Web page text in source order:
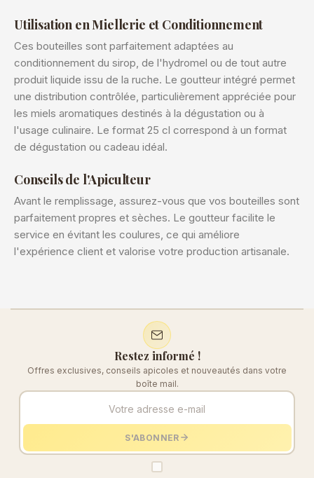
Utilisation en Miellerie et Conditionnement
Ces bouteilles sont parfaitement adaptées au
conditionnement du sirop, de l'hydromel ou de tout autre
produit liquide issu de la ruche. Le goutteur intégré permet
une distribution contrôlée, particulièrement appréciée pour
les miels aromatiques destinés à la dégustation ou à
l'usage culinaire. Le format 25 cl correspond à un format
de dégustation ou cadeau idéal.
Conseils de l'Apiculteur
Avant le remplissage, assurez-vous que vos bouteilles sont
parfaitement propres et sèches. Le goutteur facilite le
service en évitant les coulures, ce qui améliore
l'expérience client et valorise votre production artisanale.
Restez informé !
Offres exclusives, conseils apicoles et nouveautés dans votre
boîte mail.
S'ABONNER